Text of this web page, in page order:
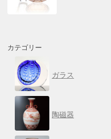
カテゴリー
ガラス
陶磁器